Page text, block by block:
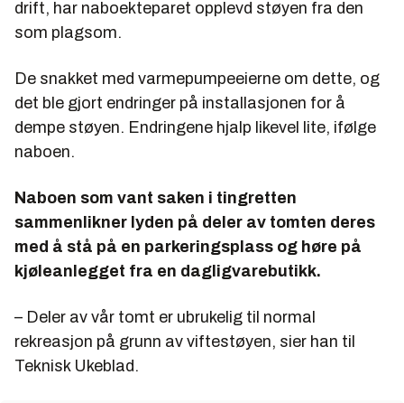
drift, har naboekteparet opplevd støyen fra den
som plagsom.
De snakket med varmepumpeeierne om dette, og
det ble gjort endringer på installasjonen for å
dempe støyen. Endringene hjalp likevel lite, ifølge
naboen.
Naboen som vant saken i tingretten
sammenlikner lyden på deler av tomten deres
med å stå på en parkeringsplass og høre på
kjøleanlegget fra en dagligvarebutikk.
– Deler av vår tomt er ubrukelig til normal
rekreasjon på grunn av viftestøyen, sier han til
Teknisk Ukeblad.